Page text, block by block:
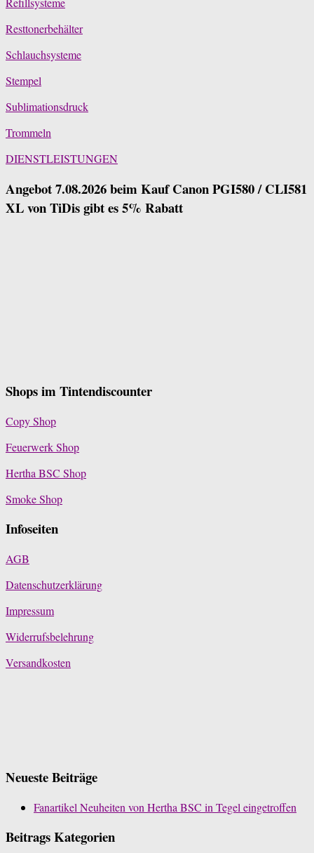
Resttonerbehälter
Schlauchsysteme
Stempel
Sublimationsdruck
Trommeln
DIENSTLEISTUNGEN
Angebot 7.08.2026 beim Kauf Canon PGI580 / CLI581
XL von TiDis gibt es 5% Rabatt
Shops im Tintendiscounter
Copy Shop
Feuerwerk Shop
Hertha BSC Shop
Smoke Shop
Infoseiten
AGB
Datenschutzerklärung
Impressum
Widerrufsbelehrung
Versandkosten
Neueste Beiträge
Fanartikel Neuheiten von Hertha BSC in Tegel eingetroffen
Beitrags Kategorien